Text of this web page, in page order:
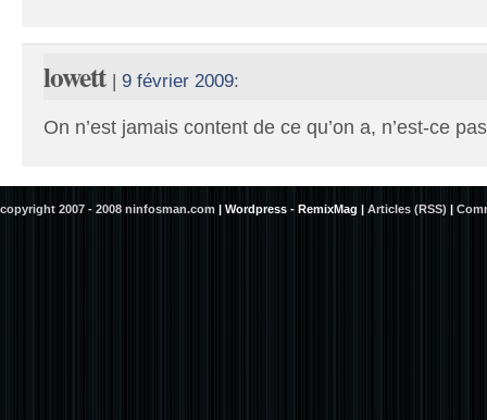
lowett| 9 février 2009:
On n’est jamais content de ce qu’on a, n’est-ce
copyright 2007 - 2008 ninfosman.com | Wordpress - RemixMag | Articles (RSS) |